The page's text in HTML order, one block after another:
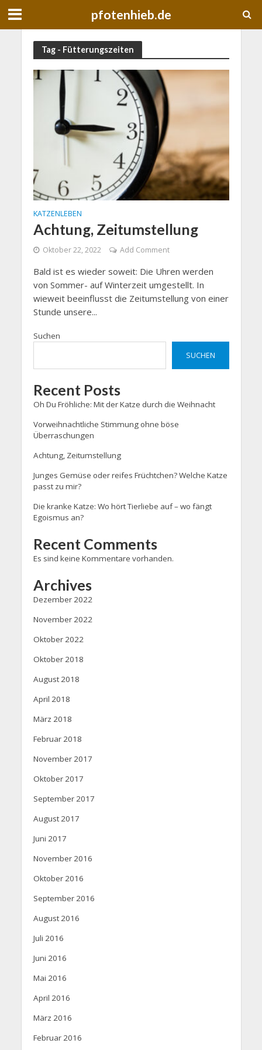
pfotenhieb.de
Tag - Fütterungszeiten
KATZENLEBEN
Achtung, Zeitumstellung
Oktober 22, 2022 Add Comment
Bald ist es wieder soweit: Die Uhren werden
von Sommer- auf Winterzeit umgestellt. In
wieweit beeinflusst die Zeitumstellung von einer
Stunde unsere...
Suchen
SUCHEN
Recent Posts
Oh Du Fröhliche: Mit der Katze durch die Weihnacht
Vorweihnachtliche Stimmung ohne böse
Überraschungen
Achtung, Zeitumstellung
Junges Gemüse oder reifes Früchtchen? Welche Katze
passt zu mir?
Die kranke Katze: Wo hört Tierliebe auf – wo fängt
Egoismus an?
Recent Comments
Es sind keine Kommentare vorhanden.
Archives
Dezember 2022
November 2022
Oktober 2022
Oktober 2018
August 2018
April 2018
März 2018
Februar 2018
November 2017
Oktober 2017
September 2017
August 2017
Juni 2017
November 2016
Oktober 2016
September 2016
August 2016
Juli 2016
Juni 2016
Mai 2016
April 2016
März 2016
Februar 2016